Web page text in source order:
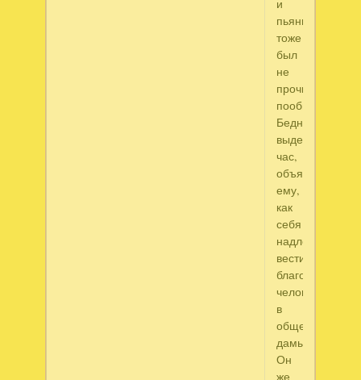
и
пьяный,
тоже
был
не
прочь
пообщаться.
Бедняжка
выдержала
час,
объясняя
ему,
как
себя
надлежит
вести
благородному
человеку
в
обществе
дамы.
Он
же